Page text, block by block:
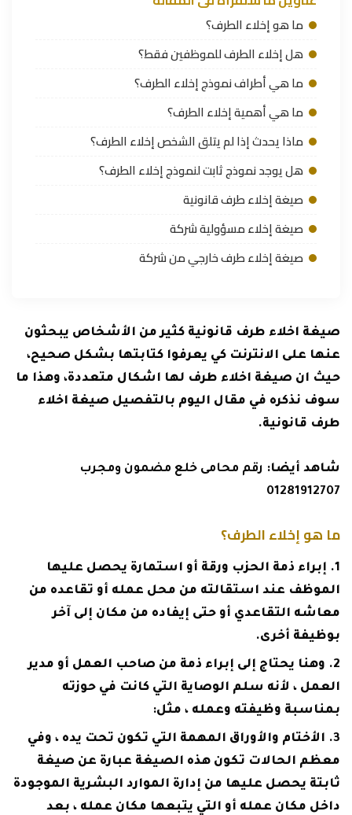
ما هو إخلاء الطرف؟
هل إخلاء الطرف للموظفين فقط؟
ما هي أطراف نموذج إخلاء الطرف؟
ما هي أهمية إخلاء الطرف؟
ماذا يحدث إذا لم يتلق الشخص إخلاء الطرف؟
هل يوجد نموذج ثابت لنموذج إخلاء الطرف؟
صيغة إخلاء طرف قانونية
صيغة إخلاء مسؤولية شركة
صيغة إخلاء طرف خارجي من شركة
صيغة اخلاء طرف قانونية كثير من الأشخاص يبحثون
عنها على الانترنت كي يعرفوا كتابتها بشكل صحيح،
حيث ان صيغة اخلاء طرف لها اشكال متعددة، وهذا ما
سوف نذكره في مقال اليوم بالتفصيل صيغة اخلاء
طرف قانونية.
شاهد أيضا: رقم محامى خلع مضمون ومجرب
01281912707
ما هو إخلاء الطرف؟
إبراء ذمة الحزب ورقة أو استمارة يحصل عليها
الموظف عند استقالته من محل عمله أو تقاعده من
معاشه التقاعدي أو حتى إيفاده من مكان إلى آخر
بوظيفة أخرى.
وهنا يحتاج إلى إبراء ذمة من صاحب العمل أو مدير
العمل ، لأنه سلم الوصاية التي كانت في حوزته
بمناسبة وظيفته وعمله ، مثل:
الأختام والأوراق المهمة التي تكون تحت يده ، وفي
معظم الحالات تكون هذه الصيغة عبارة عن صيغة
ثابتة يحصل عليها من إدارة الموارد البشرية الموجودة
داخل مكان عمله أو التي يتبعها مكان عمله ، بعد